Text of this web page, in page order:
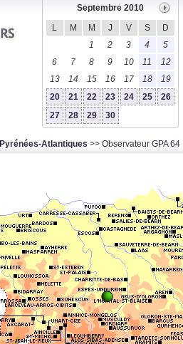
Septembre 2010
L
M M J V S
D
1
2 3 4
5
6
7 8 9 10 11
12
13
14 15 16 17 18
19
20
21 22 23 24 25
26
27
28 29 30
Pyrénées-Atlantiques >> Observateur GPA 64